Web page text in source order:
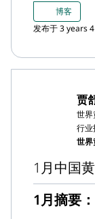
价更是
上海-伦
2月，
吨，较
3.13
美元
2月，
博客
发布于 3 years
贾
世界
行业
世界
1月中国
1月摘要：